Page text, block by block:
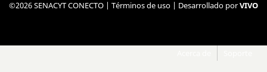
©2026 SENACYT CONECTO | Términos de uso | Desarrollado porVIVO